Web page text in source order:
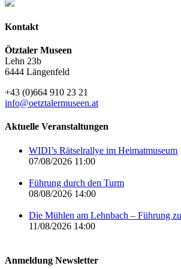
Kontakt
Ötztaler Museen
Lehn 23b
6444 Längenfeld
+43 (0)664 910 23 21
info@oetztalermuseen.at
Aktuelle Veranstaltungen
WIDI’s Rätselrallye im Heimatmuseum
07/08/2026 11:00
Führung durch den Turm
08/08/2026 14:00
Die Mühlen am Lehnbach – Führung
11/08/2026 14:00
Anmeldung Newsletter